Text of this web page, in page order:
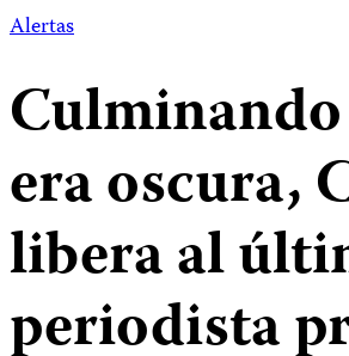
Alertas
era oscura,
libera al
periodista